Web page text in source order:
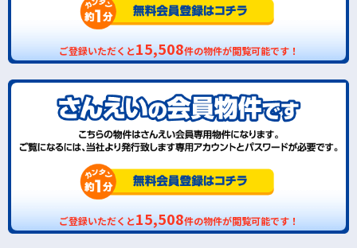
ご登録いただくと15,508件の物件が閲覧可能です！
ご登録いただくと15,508件の物件が閲覧可能です！